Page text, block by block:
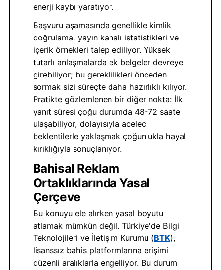
enerji kaybı yaratıyor.
Başvuru aşamasında genellikle kimlik
doğrulama, yayın kanalı istatistikleri ve
içerik örnekleri talep ediliyor. Yüksek
tutarlı anlaşmalarda ek belgeler devreye
girebiliyor; bu gereklilikleri önceden
sormak sizi süreçte daha hazırlıklı kılıyor.
Pratikte gözlemlenen bir diğer nokta: İlk
yanıt süresi çoğu durumda 48-72 saate
ulaşabiliyor, dolayısıyla aceleci
beklentilerle yaklaşmak çoğunlukla hayal
kırıklığıyla sonuçlanıyor.
Bahisal Reklam
Ortaklıklarında Yasal
Çerçeve
Bu konuyu ele alırken yasal boyutu
atlamak mümkün değil. Türkiye'de Bilgi
Teknolojileri ve İletişim Kurumu (BTK),
lisanssız bahis platformlarına erişimi
düzenli aralıklarla engelliyor. Bu durum